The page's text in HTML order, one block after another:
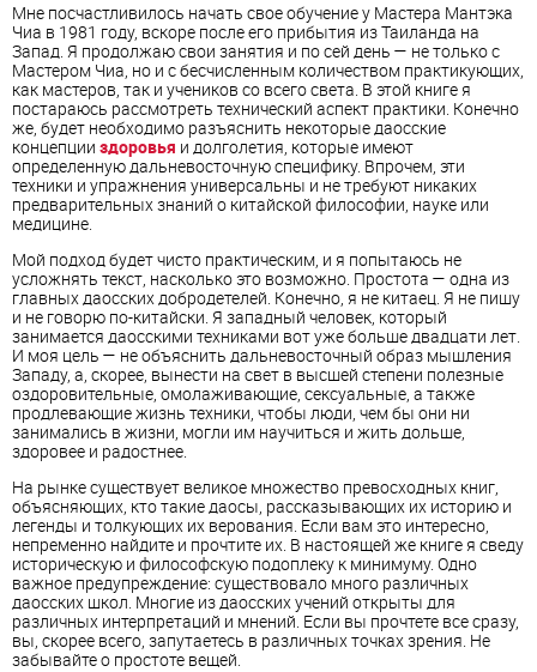
Мне посчастливилось начать свое обучение у Мастера Мантэка
Чиа в 1981 году, вскоре после его прибытия из Таиланда на
Запад. Я продолжаю свои занятия и по сей день — не только с
Мастером Чиа, но и с бесчисленным количеством практикующих,
как мастеров, так и учеников со всего света. В этой книге я
постараюсь рассмотреть технический аспект практики. Конечно
же, будет необходимо разъяснить некоторые даосские
концепции здоровья и долголетия, которые имеют
определенную дальневосточную специфику. Впрочем, эти
техники и упражнения универсальны и не требуют никаких
предварительных знаний о китайской философии, науке или
медицине.
Мой подход будет чисто практическим, и я попытаюсь не
усложнять текст, насколько это возможно. Простота — одна из
главных даосских добродетелей. Конечно, я не китаец. Я не пишу
и не говорю по-китайски. Я западный человек, который
занимается даосскими техниками вот уже больше двадцати лет.
И моя цель — не объяснить дальневосточный образ мышления
Западу, а, скорее, вынести на свет в высшей степени полезные
оздоровительные, омолаживающие, сексуальные, а также
продлевающие жизнь техники, чтобы люди, чем бы они ни
занимались в жизни, могли им научиться и жить дольше,
здоровее и радостнее.
На рынке существует великое множество превосходных книг,
объясняющих, кто такие даосы, рассказывающих их историю и
легенды и толкующих их верования. Если вам это интересно,
непременно найдите и прочтите их. В настоящей же книге я сведу
историческую и философскую подоплеку к минимуму. Одно
важное предупреждение: существовало много различных
даосских школ. Многие из даосских учений открыты для
различных интерпретаций и мнений. Если вы прочтете все сразу,
вы, скорее всего, запутаетесь в различных точках зрения. Не
забывайте о простоте вещей.